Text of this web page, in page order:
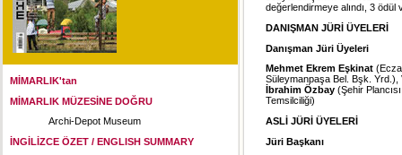
MİMARLIK'tan
MİMARLIK MÜZESİNE DOĞRU
Archi-Depot Museum
İNGİLİZCE ÖZET / ENGLISH SUMMARY
değerlendirmeye alındı, 3
DANIŞMAN JÜRİ ÜYELERİ
Danışman Jüri Üyeleri
Mehmet Ekrem Eşkinat
Süleymanpaşa Bel. Bşk. Yrd.),
İbrahim Özbay (Şehir
Temsilciliği)
ASLİ JÜRİ ÜYELERİ
Jüri Başkanı